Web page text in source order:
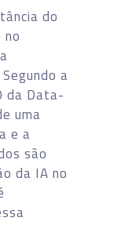
do
a
da Data-
uma
e a
são
da IA no